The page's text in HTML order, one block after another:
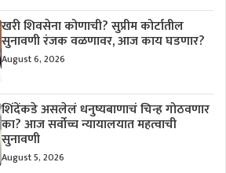
खरी शिवसेना कोणाची? सुप्रीम कोर्टातील
सुनावणी रंजक वळणावर, आज काय घडणार?
August 6, 2026
शिंदेंकडे असलेलं धनुष्यबाणाचं चिन्ह गोठवणार
का? आज सर्वोच्च न्यायालयात महत्वाची
सुनावणी
August 5, 2026